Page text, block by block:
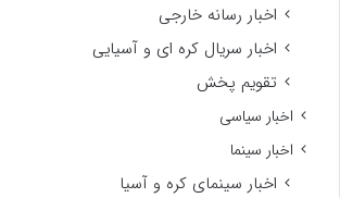
اخبار رسانه خارجی
اخبار سریال کره ای و آسیایی
تقویم پخش
اخبار سیاسی
اخبار سینما
اخبار سینمای کره و آسیا